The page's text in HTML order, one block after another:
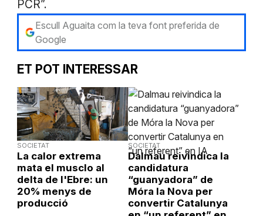
PCR”.
Escull Aguaita com la teva font preferida de
Google
ET POT INTERESSAR
SOCIETAT
La calor extrema
mata el musclo al
delta de l'Ebre: un
20% menys de
producció
SOCIETAT
Dalmau reivindica la
candidatura
“guanyadora” de
Móra la Nova per
convertir Catalunya